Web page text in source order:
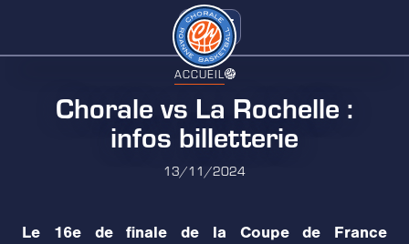
ACCUEIL
Chorale vs La Rochelle :
infos billetterie
13/11/2024
Le 16e de finale de la Coupe de France